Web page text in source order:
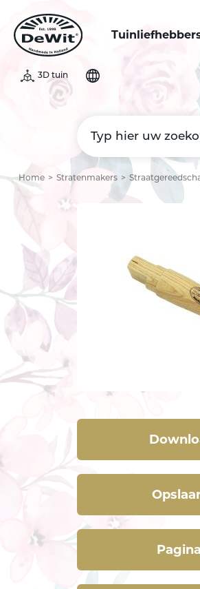
3D tuin
Home Stratenmakers